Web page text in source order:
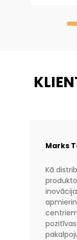
Marks
Kā